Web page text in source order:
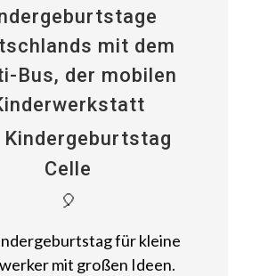
mit dem
Bus, der mobilen
Kindergeburtstag
Celle
🎈
für kleine
mit großen Ideen.